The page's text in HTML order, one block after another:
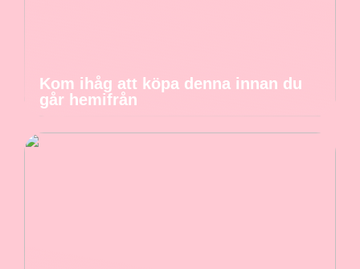
Kom ihåg att köpa denna innan du
går hemifrån